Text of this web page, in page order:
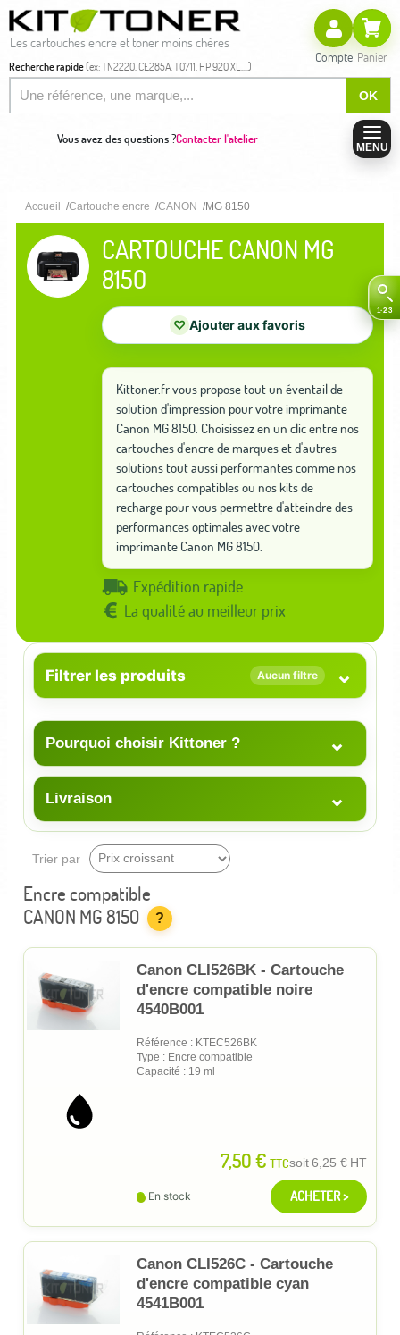
Les cartouches encre et toner moins chères
Recherche rapide(ex: TN2220, CE285A, T0711, HP 920 XL,...)
OK
Compte Panier
Vous avez des questions ?Contacter l'atelier
MENU
Accueil Cartouche encre CANON MG 8150
CARTOUCHE CANON MG
8150
♡ Ajouter aux favoris
Kittoner.fr vous propose tout un éventail de
solution d'impression pour votre imprimante
Canon MG 8150. Choisissez en un clic entre nos
cartouches d'encre de marques et d'autres
solutions tout aussi performantes comme nos
cartouches compatibles ou nos kits de
recharge pour vous permettre d'atteindre des
performances optimales avec votre
imprimante Canon MG 8150.
Expédition rapide
La qualité au meilleur prix
Filtrer les produits Aucun filtre ⌄
Pourquoi choisir Kittoner ? ⌄
Livraison ⌄
Trier par
Encre compatible
CANON MG 8150
?
Canon CLI526BK - Cartouche
d'encre compatible noire
4540B001
Référence : KTEC526BK
Type : Encre compatible
Capacité : 19 ml
7,50 € TTCsoit6,25 € HT
En stock ACHETER >
Canon CLI526C - Cartouche
d'encre compatible cyan
4541B001